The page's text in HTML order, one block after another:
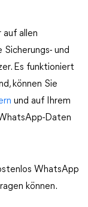
auf allen
und
Es funktioniert
können Sie
und auf Ihrem
Daten
WhatsApp
können.